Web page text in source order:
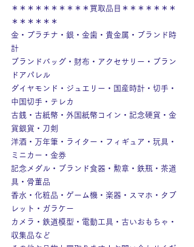
＊＊＊＊＊＊＊＊＊＊買取品目＊＊＊＊＊＊＊
＊＊＊＊＊＊
金・プラチナ・銀・金歯・貴金属・ブランド時
計
ブランドバッグ・財布・アクセサリー・ブラン
ドアパレル
ダイヤモンド・ジュエリー・国産時計・切手・
中国切手・テレカ
古銭・古紙幣・外国紙幣コイン・記念硬貨・金
貨銀貨・刀剣
洋酒・万年筆・ライター・フィギュア・玩具・
ミニカー・金券
記念メダル・ブランド食器・勲章・鉄瓶・茶道
具・骨董品
香水・化粧品・ゲーム機・楽器・スマホ・タブ
レット・ガラケー
カメラ・鉄道模型・電動工具・古いおもちゃ・
収集品など